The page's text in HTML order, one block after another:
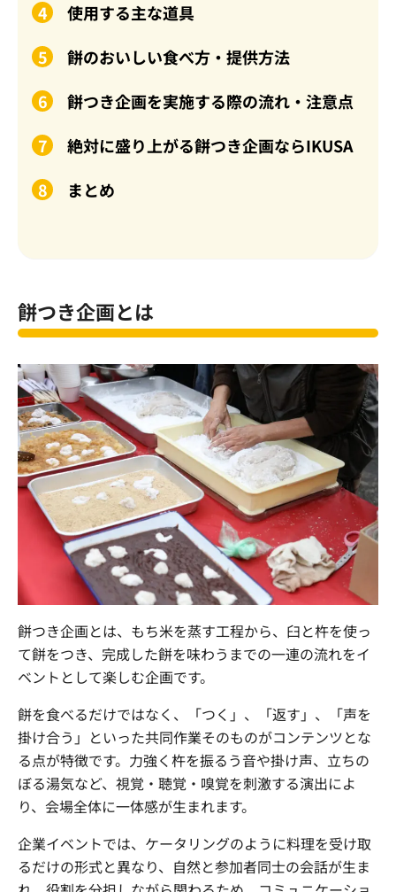
使用する主な道具
餅のおいしい食べ方・提供方法
餅つき企画を実施する際の流れ・注意点
絶対に盛り上がる餅つき企画ならIKUSA
まとめ
餅つき企画とは
餅つき企画とは、もち米を蒸す工程から、臼と杵を使っ
て餅をつき、完成した餅を味わうまでの一連の流れをイ
ベントとして楽しむ企画です。
餅を食べるだけではなく、「つく」、「返す」、「声を
掛け合う」といった共同作業そのものがコンテンツとな
る点が特徴です。力強く杵を振るう音や掛け声、立ちの
ぼる湯気など、視覚・聴覚・嗅覚を刺激する演出によ
り、会場全体に一体感が生まれます。
企業イベントでは、ケータリングのように料理を受け取
るだけの形式と異なり、自然と参加者同士の会話が生ま